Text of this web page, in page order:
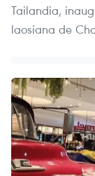
Tailandia,
laosiana de